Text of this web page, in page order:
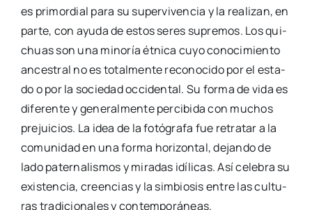
es pri­mor­dial para su super­vi­ven­cia y la rea­li­zan, en
par­te, con ayu­da de estos seres supre­mos. Los qui­
chuas son una mino­ría étni­ca cuyo cono­ci­mien­to
ances­tral no es total­men­te reco­no­ci­do por el esta­
do o por la socie­dad occi­den­tal. Su for­ma de vida es
dife­ren­te y gene­ral­men­te per­ci­bi­da con muchos
pre­jui­cios. La idea de la fotó­gra­fa fue retra­tar a la
comu­ni­dad en una for­ma hori­zon­tal, dejan­do de
lado pater­na­lis­mos y mira­das idí­li­cas. Así cele­bra su
exis­ten­cia, creen­cias y la sim­bio­sis entre las cul­tu­
ras tra­di­cio­na­les y con­tem­po­rá­neas.